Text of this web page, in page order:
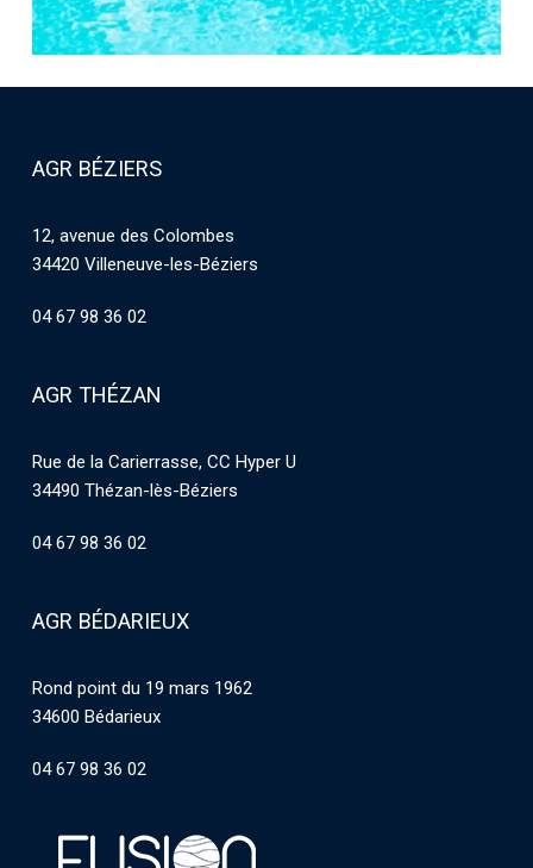
AGR BÉZIERS
12, avenue des Colombes
34420 Villeneuve-les-Béziers
04 67 98 36 02
AGR THÉZAN
Rue de la Carierrasse, CC Hyper U
34490 Thézan-lès-Béziers
04 67 98 36 02
AGR BÉDARIEUX
Rond point du 19 mars 1962
34600 Bédarieux
04 67 98 36 02